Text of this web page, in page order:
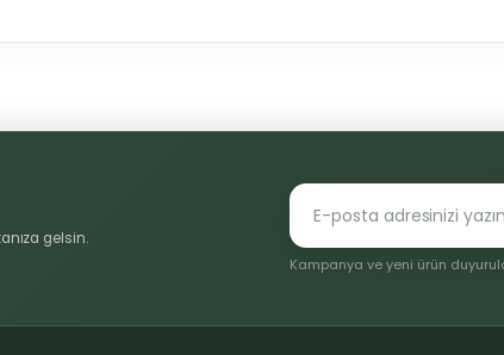
Bu ürüne ilk yorumu siz yapın!
Yorum Yaz
gelsin.
Kampanya ve yeni ürün